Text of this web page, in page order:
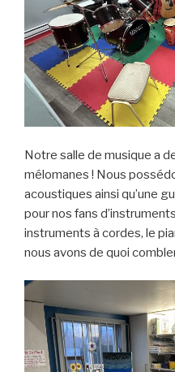
Notre salle de musique a
mélomanes ! Nous
acoustiques ainsi qu’une
pour nos fans
instruments à cordes, le
nous avons de quoi